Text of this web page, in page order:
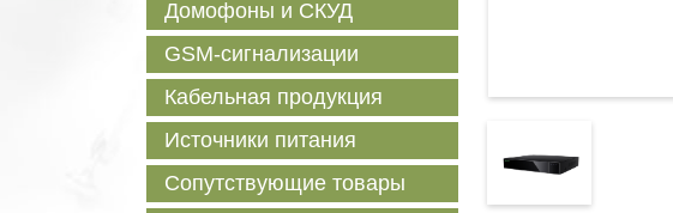
Домофоны и СКУД
GSM-сигнализации
Кабельная продукция
Источники питания
Сопутствующие товары